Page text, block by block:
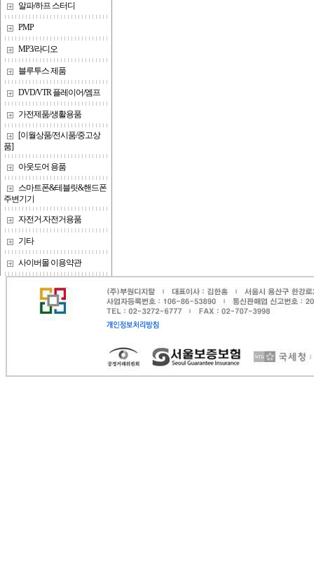
알파/하프 스터디
PMP
MP3/라디오
블루투스 제품
DVD/VTR 플레이어/엠프
가전제품/생활용품
[이월상품/전시품/중고상
품]
아웃도어 용품
스마트폰&테블릿&핸드폰
주변기기
자전거.자전거용품
기타
사이버몰 이용약관